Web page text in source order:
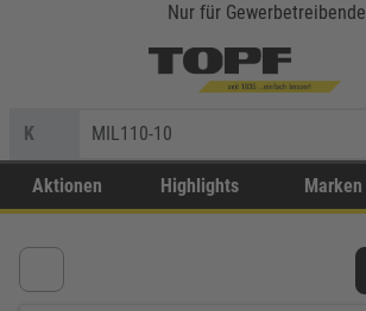
Nur für Gewerbetreibende
K MIL110-10
Aktionen Highlights Marken